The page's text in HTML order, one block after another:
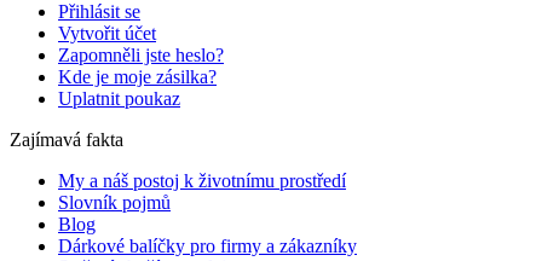
Přihlásit se
Vytvořit účet
Zapomněli jste heslo?
Kde je moje zásilka?
Uplatnit poukaz
Zajímavá fakta
My a náš postoj k životnímu prostředí
Slovník pojmů
Blog
Dárkové balíčky pro firmy a zákazníky